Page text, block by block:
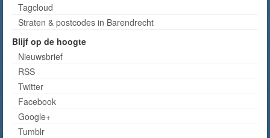
Tagcloud
Straten & postcodes in Barendrecht
Blijf op de hoogte
Nieuwsbrief
RSS
Twitter
Facebook
Google+
Tumblr